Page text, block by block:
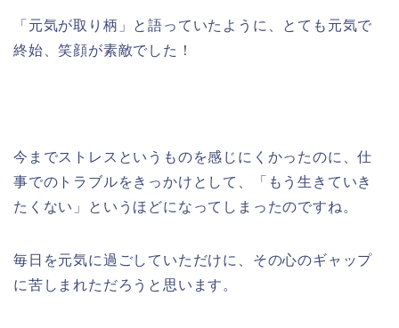
「元気が取り柄」と語っていたように、とても元気で
終始、笑顔が素敵でした！
今までストレスというものを感じにくかったのに、仕
事でのトラブルをきっかけとして、「もう生きていき
たくない」というほどになってしまったのですね。
毎日を元気に過ごしていただけに、その心のギャップ
に苦しまれただろうと思います。